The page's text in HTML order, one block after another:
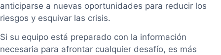
anticiparse a nuevas oportunidades para reducir los
riesgos y esquivar las crisis.
Si su equipo está preparado con la información
necesaria para afrontar cualquier desafío, es más